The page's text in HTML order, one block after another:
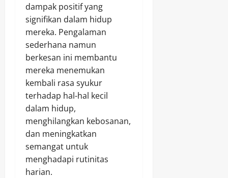
dampak positif yang
signifikan dalam hidup
mereka. Pengalaman
sederhana namun
berkesan ini membantu
mereka menemukan
kembali rasa syukur
terhadap hal-hal kecil
dalam hidup,
menghilangkan kebosanan,
dan meningkatkan
semangat untuk
menghadapi rutinitas
harian.